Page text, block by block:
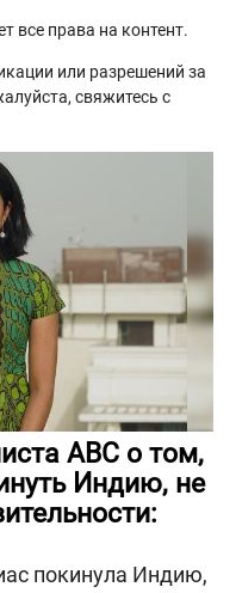
все права на контент.
или разрешений за
свяжитесь с
ABC о том,
Индию, не
покинула Индию,